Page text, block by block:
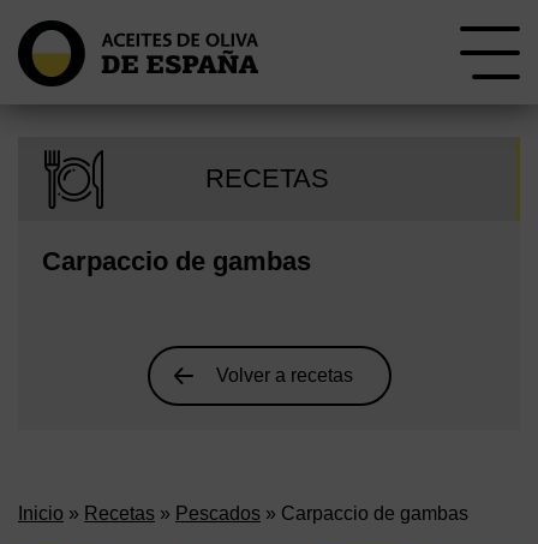
RECETAS
Carpaccio de gambas
Volver a recetas
Inicio » Recetas » Pescados » Carpaccio de gambas